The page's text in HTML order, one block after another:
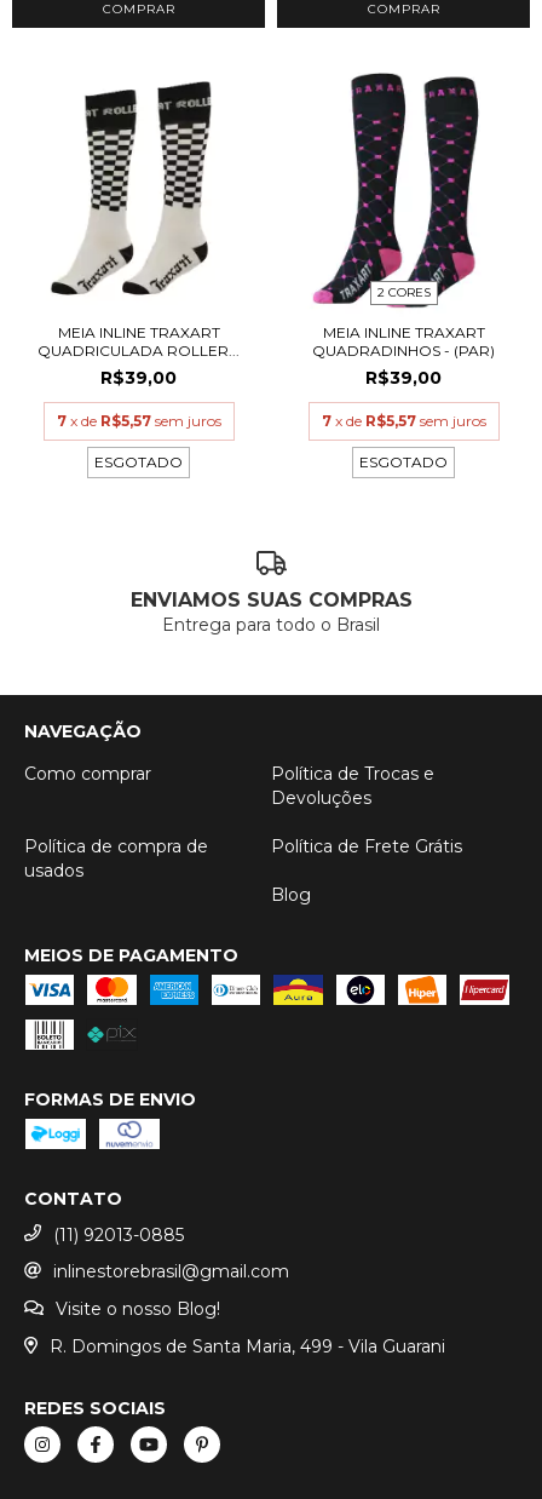
COMPRAR
MEIA INLINE TRAXART
QUADRICULADA ROLLER...
R$39,00
7 x de R$5,57 sem juros
ESGOTADO
2 CORES
MEIA INLINE TRAXART
QUADRADINHOS - (PAR)
R$39,00
7 x de R$5,57 sem juros
ESGOTADO
ENVIAMOS SUAS COMPRAS
Entrega para todo o Brasil
NAVEGAÇÃO
Como comprar
Política de Trocas e
Devoluções
Política de compra de
usados
Política de Frete Grátis
Blog
MEIOS DE PAGAMENTO
FORMAS DE ENVIO
CONTATO
(11) 92013-0885
inlinestorebrasil@gmail.com
Visite o nosso Blog!
R. Domingos de Santa Maria, 499 - Vila Guarani
REDES SOCIAIS